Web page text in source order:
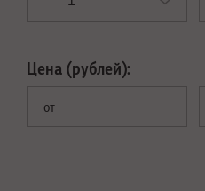
Цена (рублей):
от